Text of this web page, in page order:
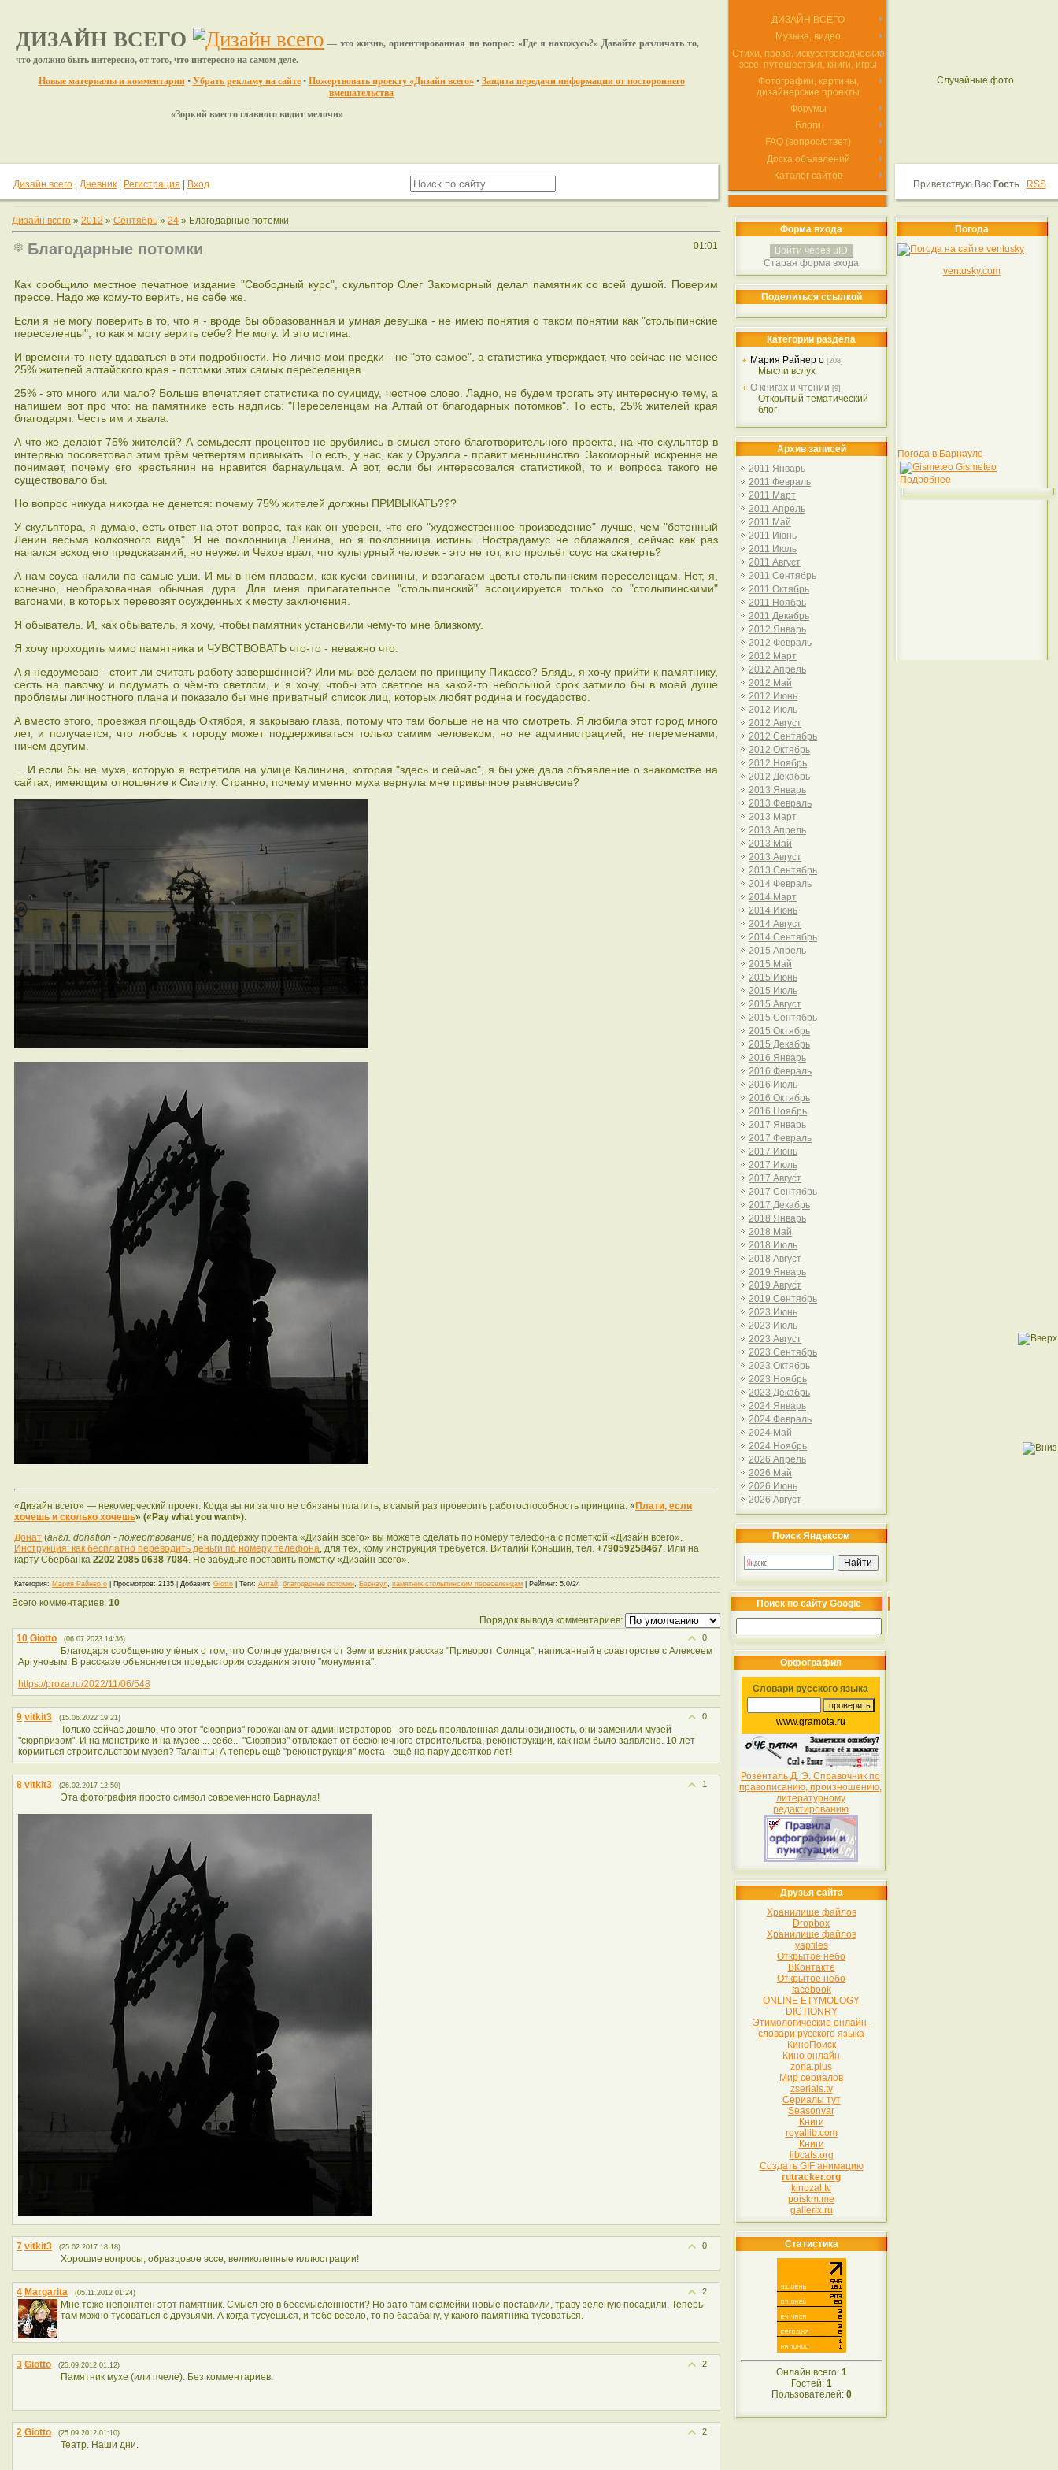
ДИЗАЙН ВСЕГО
— это жизнь, ориентированная на вопрос: «Где я нахожусь?» Давайте различать то,
что должно быть интересно, от того, что интересно на самом деле.
Новые материалы и комментарии• Убрать рекламу на сайте• Пожертвовать проекту «Дизайн всего»• Защита передачи информации от постороннего
вмешательства
«Зоркий вместо главного видит мелочи»
Дизайн всего Дневник Регистрация Вход
ДИЗАЙН ВСЕГО
Музыка, видео
Стихи, проза, искусствоведческие
эссе, путешествия, книги, игры
Фотографии, картины,
дизайнерские проекты
Форумы
Блоги
FAQ (вопрос/ответ)
Доска объявлений
Каталог сайтов
Случайные фото
Приветствую Вас Гость| RSS
Дизайн всего » 2012 » Сентябрь » 24 » Благодарные потомки
Благодарные потомки 01:01
Как сообщило местное печатное издание "Свободный курс", скульптор Олег Закоморный делал памятник со всей душой. Поверим
прессе. Надо же кому-то верить, не себе же.
Если я не могу поверить в то, что я - вроде бы образованная и умная девушка - не имею понятия о таком понятии как "столыпинские
переселенцы", то как я могу верить себе? Не могу. И это истина.
И времени-то нету вдаваться в эти подробности. Но лично мои предки - не "это самое", а статистика утверждает, что сейчас не менее
25% жителей алтайского края - потомки этих самых переселенцев.
25% - это много или мало? Больше впечатляет статистика по суициду, честное слово. Ладно, не будем трогать эту интересную тему, а
напишем вот про что: на памятнике есть надпись: "Переселенцам на Алтай от благодарных потомков". То есть, 25% жителей края
благодарят. Честь им и хвала.
А что же делают 75% жителей? А семьдесят процентов не врубились в смысл этого благотворительного проекта, на что скульптор в
интервью посоветовал этим трём четвертям привыкать. То есть, у нас, как у Оруэлла - правит меньшинство. Закоморный искренне не
понимает, почему его крестьянин не нравится барнаульцам. А вот, если бы интересовался статистикой, то и вопроса такого не
существовало бы.
Но вопрос никуда никогда не денется: почему 75% жителей должны ПРИВЫКАТЬ???
У скульптора, я думаю, есть ответ на этот вопрос, так как он уверен, что его "художественное произведение" лучше, чем "бетонный
Ленин весьма колхозного вида". Я не поклонница Ленина, но я поклонница истины. Нострадамус не облажался, сейчас как раз
начался всход его предсказаний, но неужели Чехов врал, что культурный человек - это не тот, кто прольёт соус на скатерть?
А нам соуса налили по самые уши. И мы в нём плаваем, как куски свинины, и возлагаем цветы столыпинским переселенцам. Нет, я,
конечно, необразованная обычная дура. Для меня прилагательное "столыпинский" ассоциируется только со "столыпинскими"
вагонами, в которых перевозят осужденных к месту заключения.
Я обыватель. И, как обыватель, я хочу, чтобы памятник установили чему-то мне близкому.
Я хочу проходить мимо памятника и ЧУВСТВОВАТЬ что-то - неважно что.
А я недоумеваю - стоит ли считать работу завершённой? Или мы всё делаем по принципу Пикассо? Блядь, я хочу прийти к памятнику,
сесть на лавочку и подумать о чём-то светлом, и я хочу, чтобы это светлое на какой-то небольшой срок затмило бы в моей душе
проблемы личностного плана и показало бы мне приватный список лиц, которых любят родина и государство.
А вместо этого, проезжая площадь Октября, я закрываю глаза, потому что там больше не на что смотреть. Я любила этот город много
лет, и получается, что любовь к городу может поддерживаться только самим человеком, но не администрацией, не переменами,
ничем другим.
... И если бы не муха, которую я встретила на улице Калинина, которая "здесь и сейчас", я бы уже дала объявление о знакомстве на
сайтах, имеющим отношение к Сиэтлу. Странно, почему именно муха вернула мне привычное равновесие?
«Дизайн всего» — некомерческий проект. Когда вы ни за что не обязаны платить, в самый раз проверить работоспособность принципа: « Плати, если
хочешь и сколько хочешь» («Pay what you want»).
Донат (англ. donation - пожертвование) на поддержку проекта «Дизайн всего» вы можете сделать по номеру телефона с пометкой «Дизайн всего».
Инструкция: как бесплатно переводить деньги по номеру телефона, для тех, кому инструкция требуется. Виталий Коньшин, тел. +79059258467. Или на
карту Сбербанка 2202 2085 0638 7084. Не забудьте поставить пометку «Дизайн всего».
Категория: Мария Райнер о Просмотров: 2135 | Добавил: Giotto Теги: Алтай, благодарные потомки, Барнаул, памятник столыпинским переселенцам Рейтинг: 5.0/24
Всего комментариев: 10
Порядок вывода комментариев:
0
10 Giotto (06.07.2023 14:36)
Благодаря сообщению учёных о том, что Солнце удаляется от Земли возник рассказ "Приворот Солнца", написанный в соавторстве с Алексеем
Аргуновым. В рассказе объясняется предыстория создания этого "монумента".
https://proza.ru/2022/11/06/548
0
9 vitkit3 (15.06.2022 19:21)
Только сейчас дошло, что этот "сюрприз" горожанам от администраторов - это ведь проявленная дальновидность, они заменили музей
"сюрпризом". И на монстрике и на музее ... себе... "Сюрприз" отвлекает от бесконечного строительства, реконструкции, как нам было заявлено. 10 лет
кормиться строительством музея? Таланты! А теперь ещё "реконструкция" моста - ещё на пару десятков лет!
1
8 vitkit3 (26.02.2017 12:50)
Эта фотография просто символ современного Барнаула!
0
7 vitkit3 (25.02.2017 18:18)
Хорошие вопросы, образцовое эссе, великолепные иллюстрации!
2
4 Margarita (05.11.2012 01:24)
Мне тоже непонятен этот памятник. Смысл его в бессмысленности? Но зато там скамейки новые поставили, траву зелёную посадили. Теперь
там можно тусоваться с друзьями. А когда тусуешься, и тебе весело, то по барабану, у какого памятника тусоваться.
2
3 Giotto (25.09.2012 01:12)
Памятник мухе (или пчеле). Без комментариев.
2
2 Giotto (25.09.2012 01:10)
Театр. Наши дни.
Форма входа
Войти через uID
Старая форма входа
Поделиться ссылкой
Категории раздела
Мария Райнер о [208]
Мысли вслух
О книгах и чтении [9]
Открытый тематический
блог
Архив записей
2011 Январь
2011 Февраль
2011 Март
2011 Апрель
2011 Май
2011 Июнь
2011 Июль
2011 Август
2011 Сентябрь
2011 Октябрь
2011 Ноябрь
2011 Декабрь
2012 Январь
2012 Февраль
2012 Март
2012 Апрель
2012 Май
2012 Июнь
2012 Июль
2012 Август
2012 Сентябрь
2012 Октябрь
2012 Ноябрь
2012 Декабрь
2013 Январь
2013 Февраль
2013 Март
2013 Апрель
2013 Май
2013 Август
2013 Сентябрь
2014 Февраль
2014 Март
2014 Июнь
2014 Август
2014 Сентябрь
2015 Апрель
2015 Май
2015 Июнь
2015 Июль
2015 Август
2015 Сентябрь
2015 Октябрь
2015 Декабрь
2016 Январь
2016 Февраль
2016 Июль
2016 Октябрь
2016 Ноябрь
2017 Январь
2017 Февраль
2017 Июнь
2017 Июль
2017 Август
2017 Сентябрь
2017 Декабрь
2018 Январь
2018 Май
2018 Июль
2018 Август
2019 Январь
2019 Август
2019 Сентябрь
2023 Июнь
2023 Июль
2023 Август
2023 Сентябрь
2023 Октябрь
2023 Ноябрь
2023 Декабрь
2024 Январь
2024 Февраль
2024 Май
2024 Ноябрь
2026 Апрель
2026 Май
2026 Июнь
2026 Август
Поиск Яндексом
Поиск по сайту Google
Орфография
Словари русского языка
www.gramota.ru
Розенталь Д. Э. Справочник по
правописанию, произношению,
литературному
редактированию
Друзья сайта
Хранилище файлов
Dropbox
Хранилище файлов
yapfiles
Открытое небо
ВКонтакте
Открытое небо
facebook
ONLINE ETYMOLOGY
DICTIONRY
Этимологические онлайн-
словари русского языка
КиноПоиск
Кино онлайн
zona.plus
Мир сериалов
zserials.tv
Сериалы тут
Seasonvar
Книги
royallib.com
Книги
libcats.org
Создать GIF анимацию
rutracker.org
kinozal.tv
poiskm.me
gallerix.ru
Статистика
Онлайн всего: 1
Гостей: 1
Пользователей: 0
Погода
ventusky.com
Погода в Барнауле
Gismeteo
Подробнее